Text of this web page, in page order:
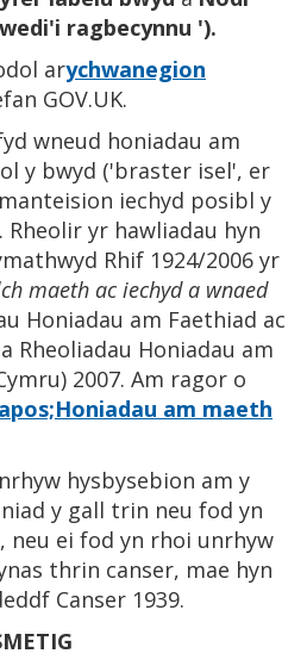
ragbecynnu ').
arychwanegion
GOV.UK.
wneud honiadau am
y bwyd ('braster isel', er
iechyd posibl y
Rheolir yr hawliadau hyn
Rhif 1924/2006 yr
maeth ac iechyd a wnaed
Honiadau am Faethiad ac
Rheoliadau Honiadau am
2007. Am ragor o
am maeth
hysbysebion am y
y gall trin neu fod yn
neu ei fod yn rhoi unrhyw
thrin canser, mae hyn
Canser 1939.